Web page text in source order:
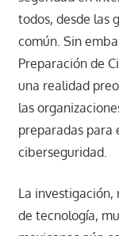
todos, desde las
común. Sin
Preparación de
una realidad
las
preparadas para
ciberseguridad.
La investigación,
de tecnología,